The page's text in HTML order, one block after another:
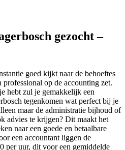
gezocht –
goed kijkt naar de behoeftes
op de accounting zet.
hebt zul je gemakkelijk een
tegenkomen wat perfect bij je
maar de administratie bijhoud of
advies te krijgen? Dit maakt het
naar een goede en betaalbare
een accountant liggen de
per uur, dit voor een gemiddelde